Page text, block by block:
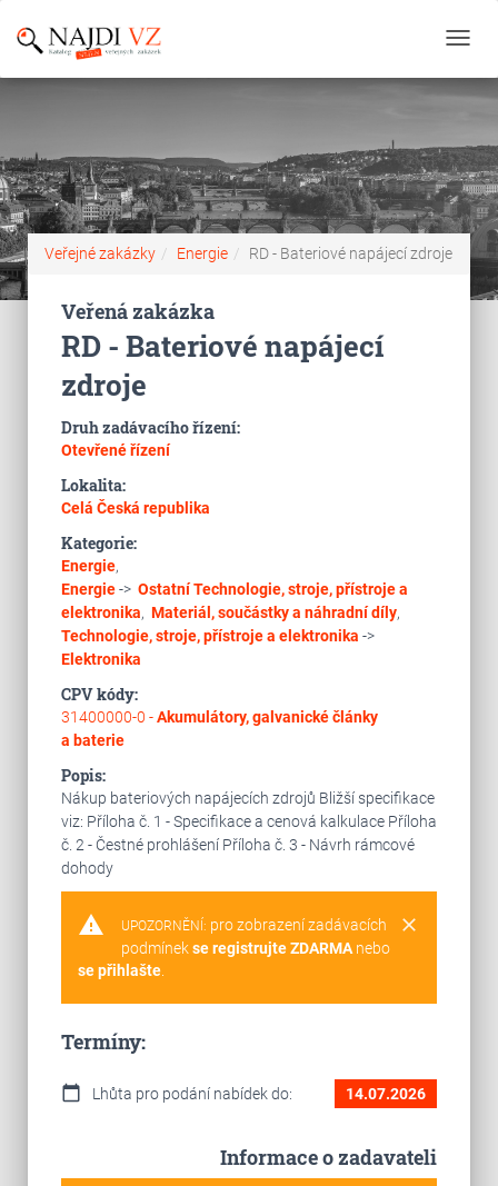
Veřejné zakázky Energie RD - Bateriové napájecí zdroje
Veřená zakázka
RD - Bateriové napájecí
zdroje
Druh zadávacího řízení:
Otevřené řízení
Lokalita:
Celá Česká republika
Kategorie:
Energie,
Energie-> OstatníTechnologie, stroje, přístroje a
elektronika, Materiál, součástky a náhradní díly,
Technologie, stroje, přístroje a elektronika ->
Elektronika
CPV kódy:
31400000-0 -Akumulátory, galvanické články
a baterie
Popis:
Nákup bateriových napájecích zdrojů Bližší specifikace
viz: Příloha č. 1 - Specifikace a cenová kalkulace Příloha
č. 2 - Čestné prohlášení Příloha č. 3 - Návrh rámcové
dohody
warning clear
UPOZORNĚNÍ: pro zobrazení zadávacích
podmínekse registrujte ZDARMAnebo
se přihlašte.
Termíny:
calendar_today Lhůta pro podání nabídek do: 14.07.2026
Informace o zadavateli